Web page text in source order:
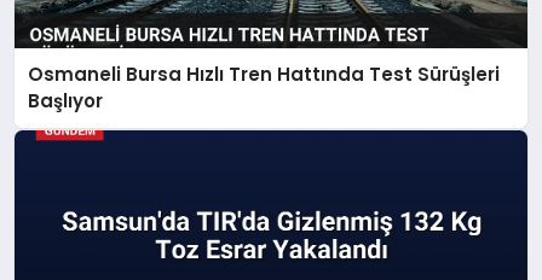
Osmaneli Bursa Hızlı Tren Hattında Test Sürüşleri
Başlıyor